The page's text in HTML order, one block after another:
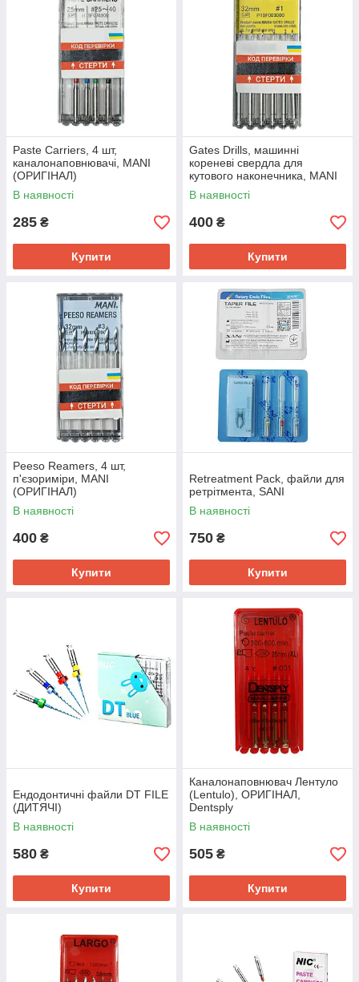
Paste Carriers, 4 шт,
каналонаповнювачі, MANI
(ОРИГІНАЛ)
В наявності
285 ₴
Купити
Gates Drills, машинні
кореневі свердла для
кутового наконечника, MANI
(ОРИГІНАЛ)
В наявності
400 ₴
Купити
Peeso Reamers, 4 шт,
п'єзориміри, MANI
(ОРИГІНАЛ)
В наявності
400 ₴
Купити
Retreatment Pack, файли для
ретрітмента, SANI
В наявності
750 ₴
Купити
Ендодонтичні файли DT FILE
(ДИТЯЧІ)
В наявності
580 ₴
Купити
Каналонаповнювач Лентуло
(Lentulo), ОРИГІНАЛ,
Dentsply
В наявності
505 ₴
Купити